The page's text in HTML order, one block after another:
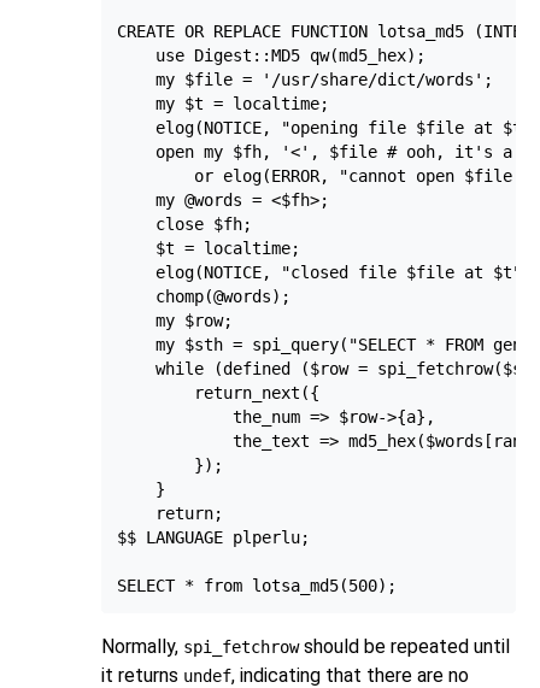
CREATE OR REPLACE FUNCTION lotsa_md5
    use Digest::MD5 qw(md5_hex);
    my $file = '/usr/share/dict/words';
    my $t = localtime;
elog(NOTICE, "opening file $file at $t"
open my $fh, '<', $file # ooh, it's a
or elog(ERROR, "cannot open $file
    my @words = <$fh>;
    close $fh;
    $t = localtime;
    elog(NOTICE, "closed file $file at $t");
    chomp(@words);
    my $row;
my $sth = spi_query("SELECT * FROM
while (defined ($row =
        return_next({
            the_num => $row->{a},
the_text => md5_hex($words[rand
        });
    }
    return;
$$ LANGUAGE plperlu;
Normally, spi_fetchrowshould be repeated until
it returns undef, indicating that there are no